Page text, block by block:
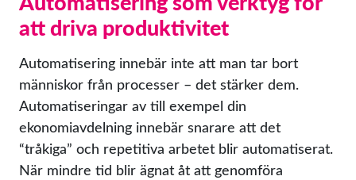
att driva produktivitet
Automatisering innebär inte att man tar bort
människor från processer – det stärker dem.
Automatiseringar av till exempel din
ekonomiavdelning innebär snarare att det
“tråkiga” och repetitiva arbetet blir automatiserat.
När mindre tid blir ägnat åt att genomföra